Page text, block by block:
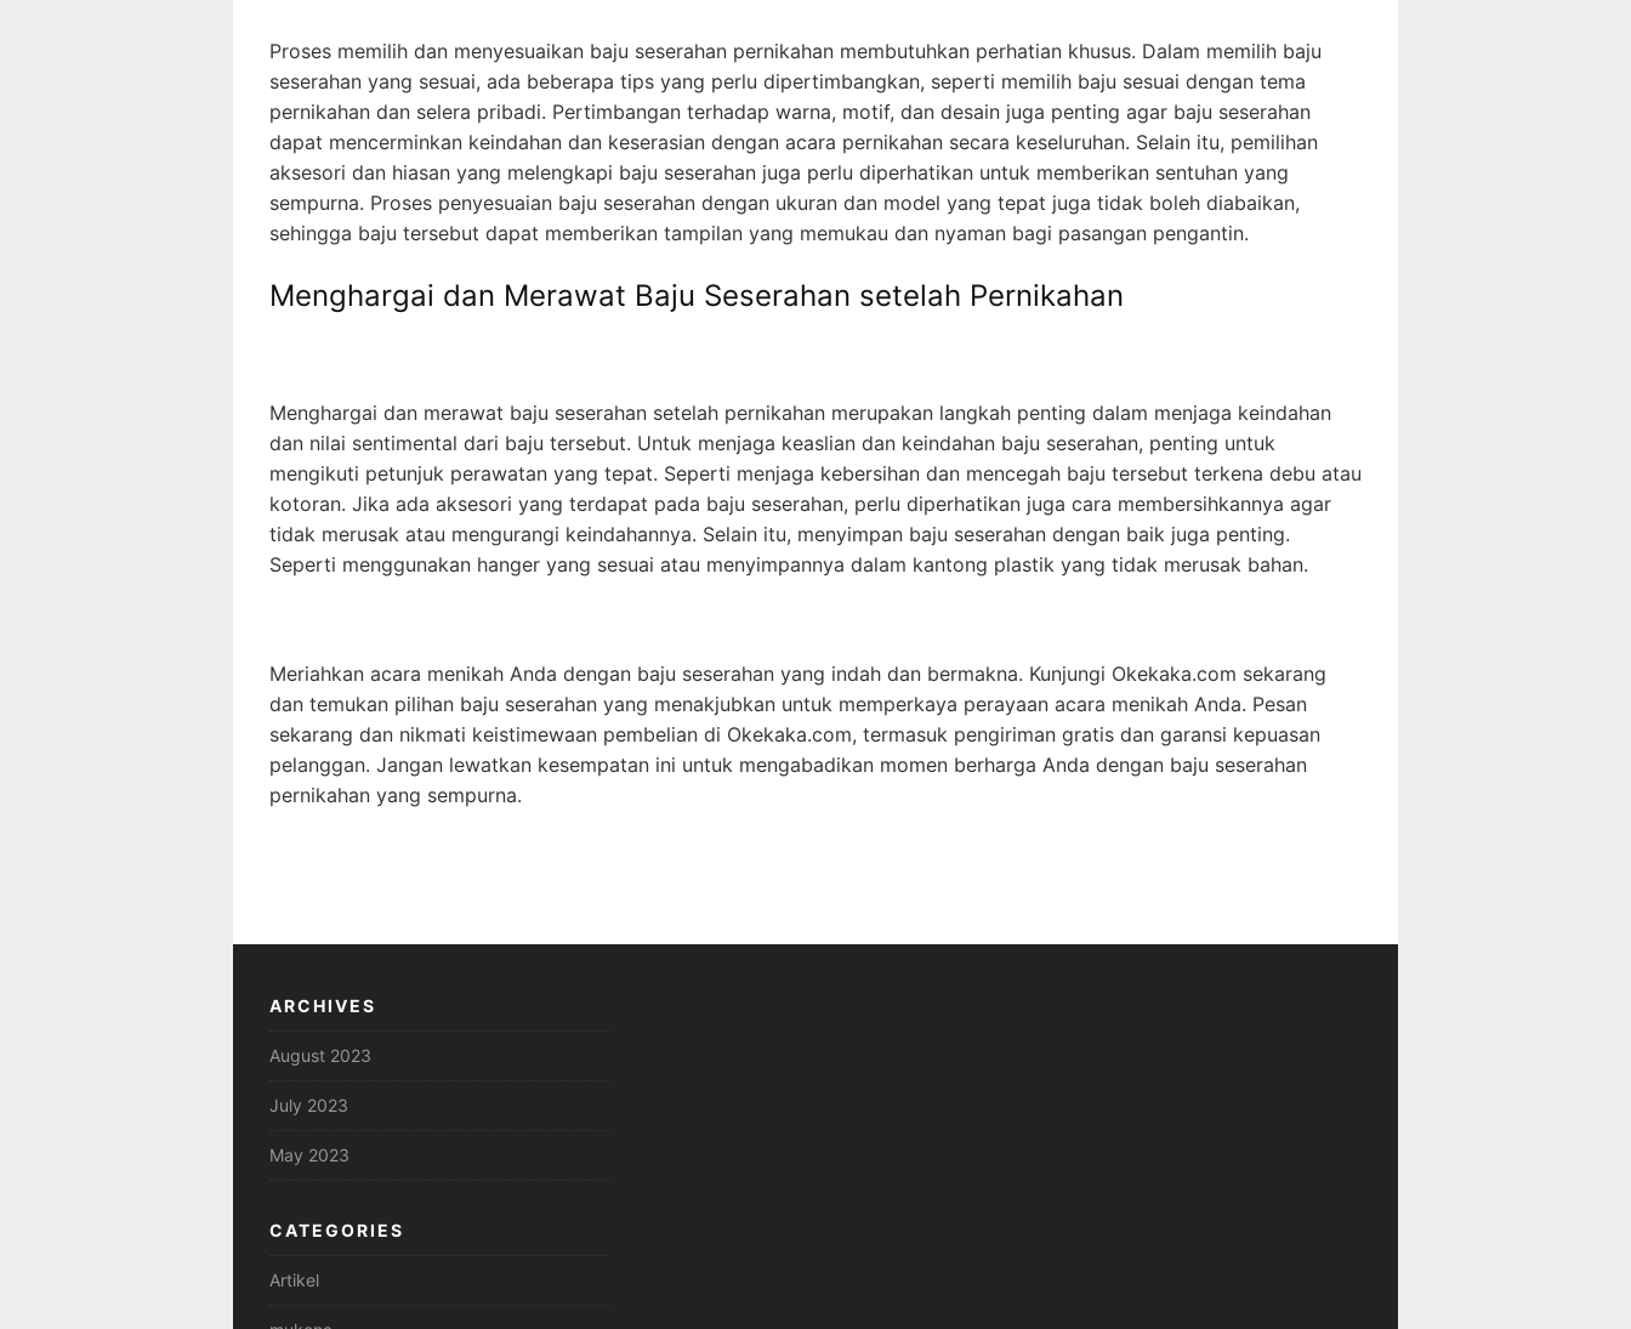
Proses memilih dan menyesuaikan baju seserahan pernikahan membutuhkan perhatian khusus. Dalam memilih baju
seserahan yang sesuai, ada beberapa tips yang perlu dipertimbangkan, seperti memilih baju sesuai dengan tema
pernikahan dan selera pribadi. Pertimbangan terhadap warna, motif, dan desain juga penting agar baju seserahan
dapat mencerminkan keindahan dan keserasian dengan acara pernikahan secara keseluruhan. Selain itu, pemilihan
aksesori dan hiasan yang melengkapi baju seserahan juga perlu diperhatikan untuk memberikan sentuhan yang
sempurna. Proses penyesuaian baju seserahan dengan ukuran dan model yang tepat juga tidak boleh diabaikan,
sehingga baju tersebut dapat memberikan tampilan yang memukau dan nyaman bagi pasangan pengantin.
Menghargai dan Merawat Baju Seserahan setelah Pernikahan
Menghargai dan merawat baju seserahan setelah pernikahan merupakan langkah penting dalam menjaga keindahan
dan nilai sentimental dari baju tersebut. Untuk menjaga keaslian dan keindahan baju seserahan, penting untuk
mengikuti petunjuk perawatan yang tepat. Seperti menjaga kebersihan dan mencegah baju tersebut terkena debu atau
kotoran. Jika ada aksesori yang terdapat pada baju seserahan, perlu diperhatikan juga cara membersihkannya agar
tidak merusak atau mengurangi keindahannya. Selain itu, menyimpan baju seserahan dengan baik juga penting.
Seperti menggunakan hanger yang sesuai atau menyimpannya dalam kantong plastik yang tidak merusak bahan.
Meriahkan acara menikah Anda dengan baju seserahan yang indah dan bermakna. Kunjungi Okekaka.com sekarang
dan temukan pilihan baju seserahan yang menakjubkan untuk memperkaya perayaan acara menikah Anda. Pesan
sekarang dan nikmati keistimewaan pembelian di Okekaka.com, termasuk pengiriman gratis dan garansi kepuasan
pelanggan. Jangan lewatkan kesempatan ini untuk mengabadikan momen berharga Anda dengan baju seserahan
pernikahan yang sempurna.
ARCHIVES
August 2023
July 2023
May 2023
CATEGORIES
Artikel